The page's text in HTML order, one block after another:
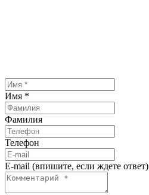
Имя *
Фамилия
Телефон
E-mail (впишите, если ждете ответ)